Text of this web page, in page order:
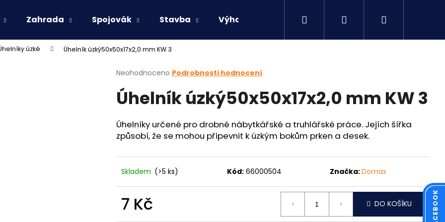
Zahrada Spojovák Stavba Výhodné sety Kontakty Přihlášení
úzké Úhelník úzký50x50x17x2,0 mm KW 3
Průměrné
produktu
je
z
5
hvězdiček.
Neohodnoceno Podrobnosti hodnocení
Úhelník úzký50x50x17x2,0 mm KW 3
Úhelníky určené pro drobné nábytkářské a truhlářské práce. Jejích šířka
způsobí, že se mohou připevnit k úzkým bokům prken a desek.
Skladem (>5 ks) Kód: 66000504 Značka:Domax
7 Kč DO KOŠÍKU
Co potřebujete najít?
HLEDAT
Následující